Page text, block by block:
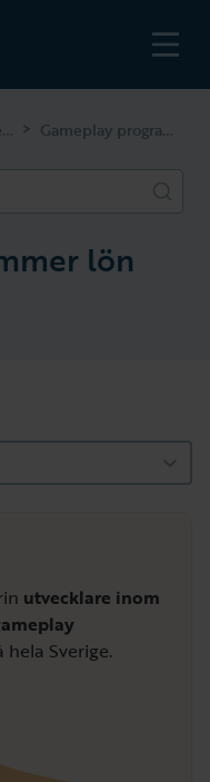
Lönestatistik och kompetenser > Gameplay programmer
lön
utvecklare inom
hela Sverige.